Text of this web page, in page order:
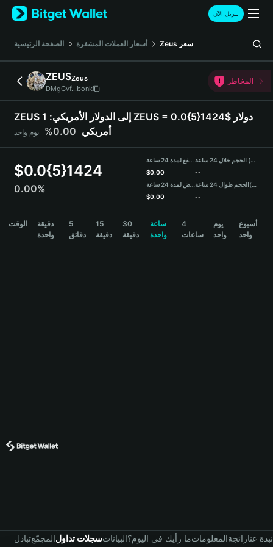
English
日本語
Русский
Español (Latinoamérica)
Türkçe
Deutsch
简体中文
Português (Portugal)
Bahasa Indonesia
বাংলা
تنزيل الآن
الصفحة الرئيسية أسعار العملات المشفرة Zeus سعر
ZEUSZeus
DMgGvf...bonk
المخاطر
ZEUS إلى الدولار الأمريكي: 1 ZEUS = 0.0{5}1424$ دولار
أمريكي 0.00% يوم واحد
$0.0{5}1424
0.00%
مرتفع لمدة 24 ساعة
$0.00
منخفض لمدة 24 ساعة
$0.00
الحجم خلال 24 ساعة (ZEUS)
--
الحجم طوال 24 ساعة(USDT)
--
الوقت
دقيقة
واحدة
5
دقائق
15
دقيقة
30
دقيقة
ساعة
واحدة
4
ساعات
يوم
واحد
أسبوع
واحد
تبادلالمجمّعسجلات تداولالبياناتما رأيك في اليوم؟المعلوماترائجةنبذة عنا